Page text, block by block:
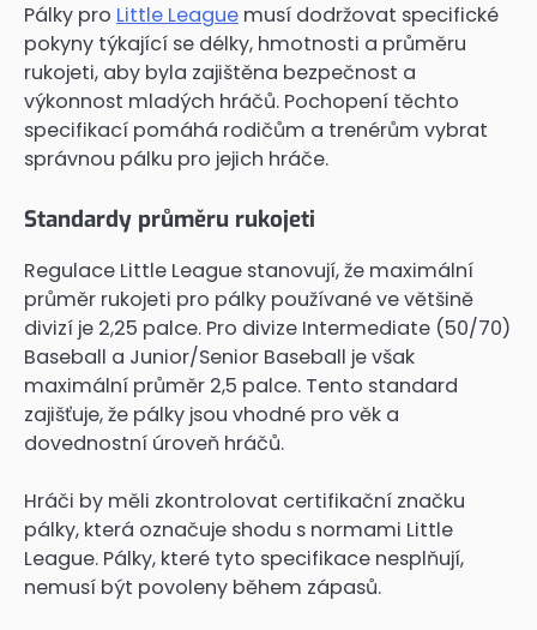
Pálky pro Little League musí dodržovat specifické
pokyny týkající se délky, hmotnosti a průměru
rukojeti, aby byla zajištěna bezpečnost a
výkonnost mladých hráčů. Pochopení těchto
specifikací pomáhá rodičům a trenérům vybrat
správnou pálku pro jejich hráče.
Standardy průměru rukojeti
Regulace Little League stanovují, že maximální
průměr rukojeti pro pálky používané ve většině
divizí je 2,25 palce. Pro divize Intermediate (50/70)
Baseball a Junior/Senior Baseball je však
maximální průměr 2,5 palce. Tento standard
zajišťuje, že pálky jsou vhodné pro věk a
dovednostní úroveň hráčů.
Hráči by měli zkontrolovat certifikační značku
pálky, která označuje shodu s normami Little
League. Pálky, které tyto specifikace nesplňují,
nemusí být povoleny během zápasů.